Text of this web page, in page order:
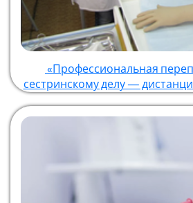
«Профессиональная
сестринскому делу —